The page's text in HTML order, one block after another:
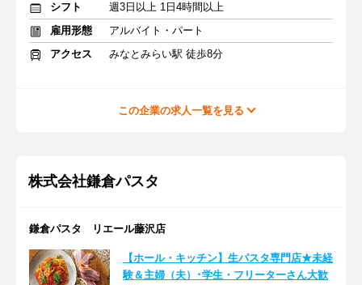
シフト
週3日以上 1日4時間以上
雇用形態
アルバイト・パート
アクセス
みなとみらい駅 徒歩8分
この企業の求人一覧を見る
株式会社鎌倉パスタ
鎌倉パスタ リエール藤沢店
【ホール・キッチン】生パスタ専門店★未経
験＆主婦（夫）･学生・フリーターさん大歓